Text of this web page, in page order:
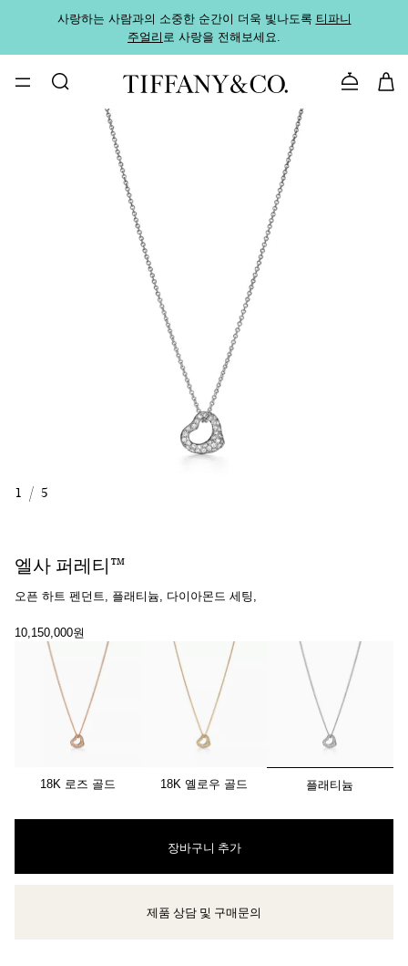
사랑하는 사람과의 소중한 순간이 더욱 빛나도록 티파니
주얼리로 사랑을 전해보세요.
문의하기
1 / 5
엘사 퍼레티™
오픈 하트 펜던트, 플래티늄, 다이아몬드 세팅,
10,150,000원
18K 로즈 골드 18K 옐로우 골드 선택됨
플래티늄
장바구니 추가
클라이언트 어드바이저에게 문의하거나 예약하세요
제품 상담 및 구매문의